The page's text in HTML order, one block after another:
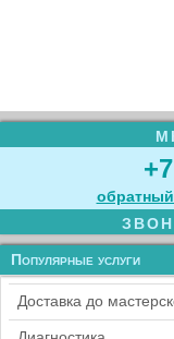
Популярные услуги
Доставка до